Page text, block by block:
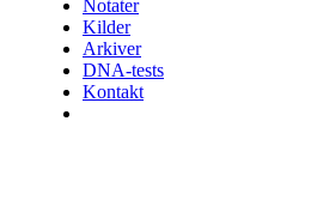
Notater
Kilder
Arkiver
DNA-tests
Kontakt